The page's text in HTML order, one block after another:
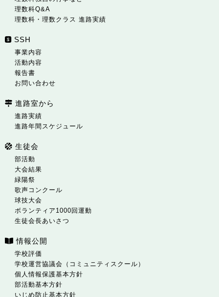
理数科Q&A
理数科・理数クラス 進路実績
SSH
事業内容
活動内容
報告書
お問い合わせ
進路室から
進路実績
進路年間スケジュール
生徒会
部活動
大会結果
緑陽祭
歌声コンクール
球技大会
ボランティア1000回運動
生徒会長あいさつ
情報公開
学校評価
学校運営協議会（コミュニティスクール）
個人情報保護基本方針
部活動基本方針
いじめ防止基本方針